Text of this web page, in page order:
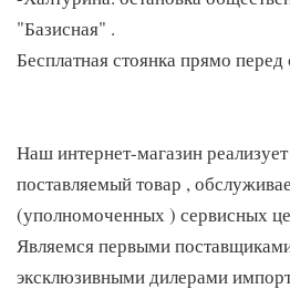
"Базисная" .
Бесплатная стоянка прямо перед
Наш интернет-магазин
поставляемый товар ,
(уполномоченных ) сервисных
Являемся первыми
эксклюзивными дилерами